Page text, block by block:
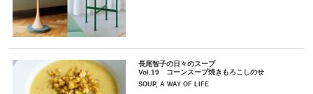
長尾智子の日々のスープ
Vol.19 コーンスープ焼きもろこしのせ
SOUP, A WAY OF LIFE